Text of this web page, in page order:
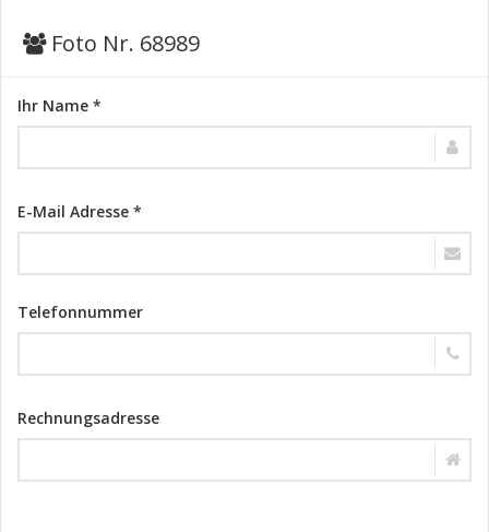
Foto Nr. 68989
Ihr Name *
E-Mail Adresse *
Telefonnummer
Rechnungsadresse